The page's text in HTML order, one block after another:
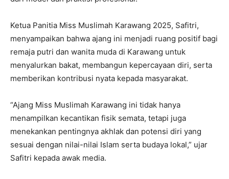
Ketua Panitia Miss Muslimah Karawang 2025, Safitri,
menyampaikan bahwa ajang ini menjadi ruang positif bagi
remaja putri dan wanita muda di Karawang untuk
menyalurkan bakat, membangun kepercayaan diri, serta
memberikan kontribusi nyata kepada masyarakat.
“Ajang Miss Muslimah Karawang ini tidak hanya
menampilkan kecantikan fisik semata, tetapi juga
menekankan pentingnya akhlak dan potensi diri yang
sesuai dengan nilai-nilai Islam serta budaya lokal,” ujar
Safitri kepada awak media.